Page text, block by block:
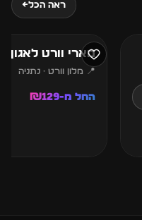
ראה הכל←
מארי וורט לאגון
📍 מלון וורט · נתניה
החל מ-₪129